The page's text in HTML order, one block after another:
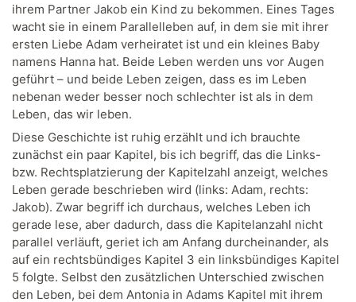
ihrem Partner Jakob ein Kind zu bekommen. Eines Tages
wacht sie in einem Parallelleben auf, in dem sie mit ihrer
ersten Liebe Adam verheiratet ist und ein kleines Baby
namens Hanna hat. Beide Leben werden uns vor Augen
geführt – und beide Leben zeigen, dass es im Leben
nebenan weder besser noch schlechter ist als in dem
Leben, das wir leben.
Diese Geschichte ist ruhig erzählt und ich brauchte
zunächst ein paar Kapitel, bis ich begriff, das die Links-
bzw. Rechtsplatzierung der Kapitelzahl anzeigt, welches
Leben gerade beschrieben wird (links: Adam, rechts:
Jakob). Zwar begriff ich durchaus, welches Leben ich
gerade lese, aber dadurch, dass die Kapitelanzahl nicht
parallel verläuft, geriet ich am Anfang durcheinander, als
auf ein rechtsbündiges Kapitel 3 ein linksbündiges Kapitel
5 folgte. Selbst den zusätzlichen Unterschied zwischen
den Leben, bei dem Antonia in Adams Kapitel mit ihrem